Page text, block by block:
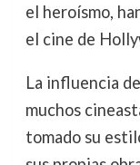
el heroísmo,
el cine de
La influencia
muchos
tomado su